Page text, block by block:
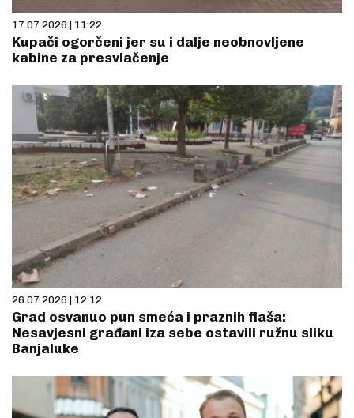
17.07.2026 | 11:22
Kupači ogorčeni jer su i dalje neobnovljene
kabine za presvlačenje
26.07.2026 | 12:12
Grad osvanuo pun smeća i praznih flaša:
Nesavjesni građani iza sebe ostavili ružnu sliku
Banjaluke